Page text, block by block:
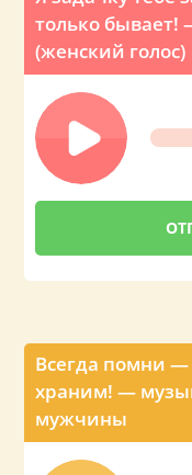
только бывает!
(женский голос)
Всегда помни
храним! —
мужчины